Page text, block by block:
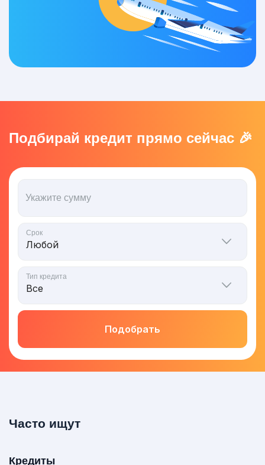
Подбирай кредит прямо сейчас 🎉
Укажите сумму
Срок
Тип кредита
Подобрать
Часто ищут
Кредиты